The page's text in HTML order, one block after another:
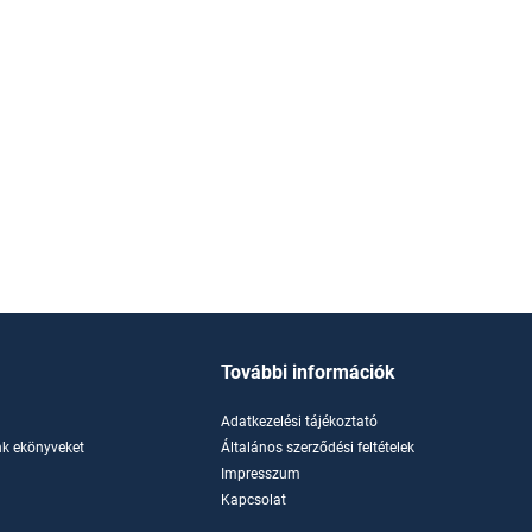
ekönyveket
További információk
Adatkezelési tájékoztató
Általános szerződési feltételek
Impresszum
Kapcsolat